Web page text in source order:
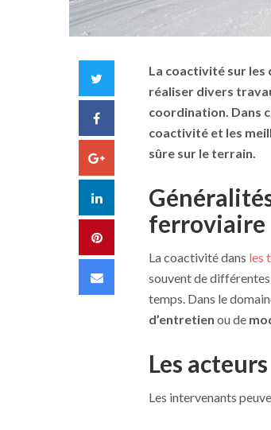
Facebook
Google+
LinkedIn
Pinterest
Email
La coactivité sur
réaliser divers
coordination. Dans
coactivité et les
sûre sur le terrain.
ferroviaire
La coactivité dans les
souvent de
temps. Dans le
d’entretien ou de
Les
Les intervenants